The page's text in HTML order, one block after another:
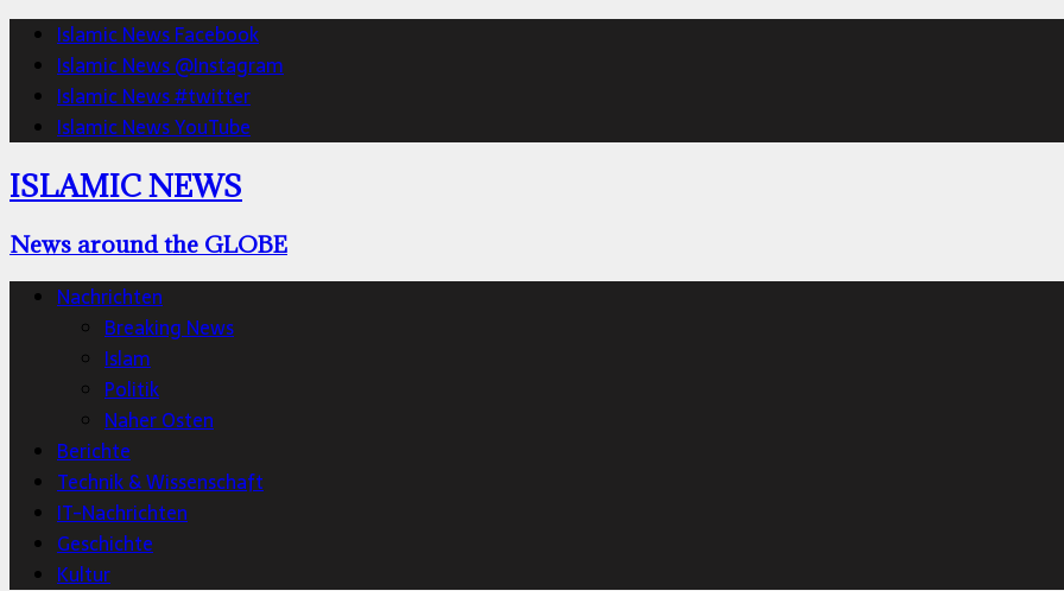
Islamic News Facebook
Islamic News @Instagram
Islamic News #twitter
Islamic News YouTube
ISLAMIC NEWS
News around the GLOBE
Nachrichten
Breaking News
Islam
Politik
Naher Osten
Berichte
Technik & Wissenschaft
IT-Nachrichten
Geschichte
Kultur